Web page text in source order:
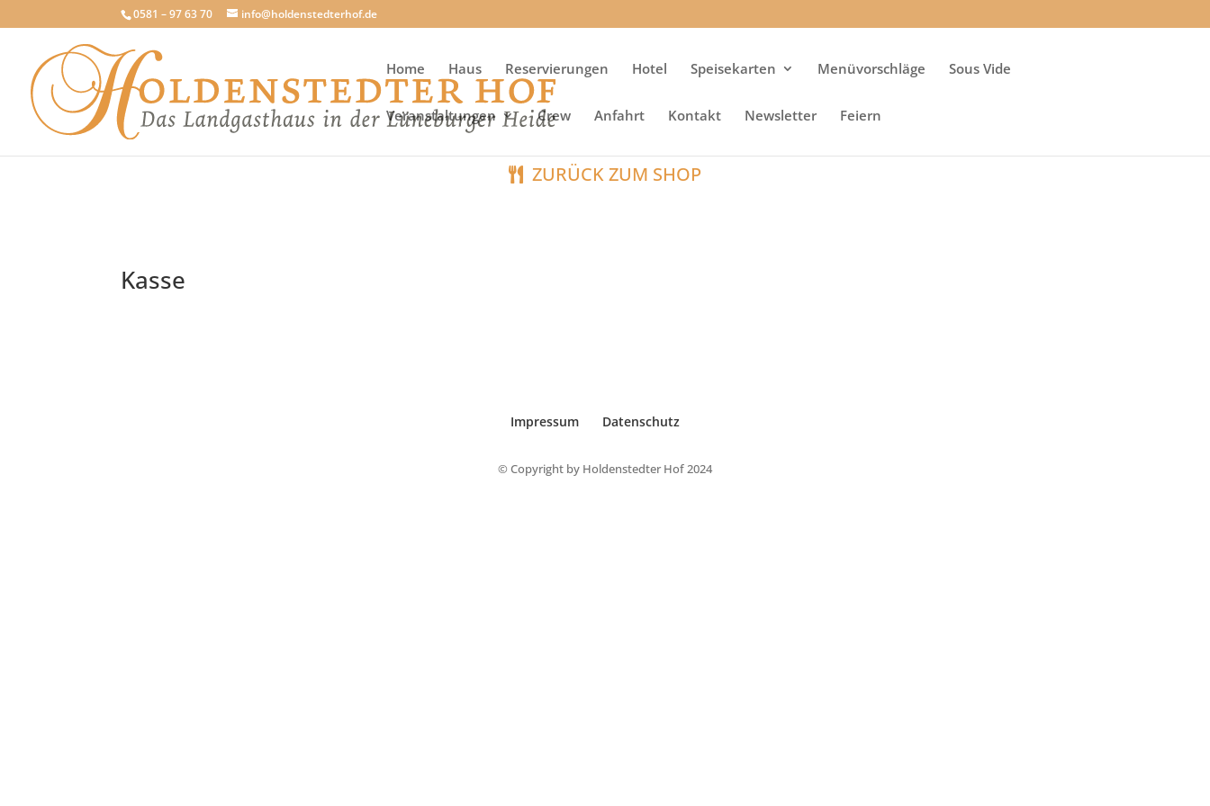
0581 – 97 63 70 info@holdenstedterhof.de
Home Haus Reservierungen Hotel Speisekarten Menüvorschläge Sous Vide
Veranstaltungen Crew Anfahrt Kontakt Newsletter Feiern
ZURÜCK ZUM SHOP
Kasse
Impressum Datenschutz
© Copyright by Holdenstedter Hof 2024